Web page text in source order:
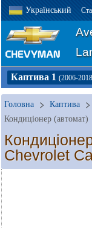
Український
Каптива 1 (2006-
Головна Каптива
Кондиціонер (автомат)
Chevrolet